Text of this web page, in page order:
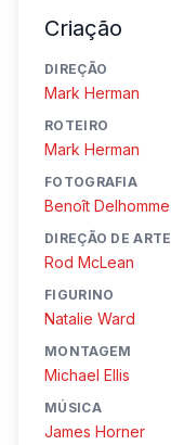
Criação
DIREÇÃO
Mark Herman
ROTEIRO
Mark Herman
FOTOGRAFIA
Benoît Delhomme
DIREÇÃO DE ARTE
Rod McLean
FIGURINO
Natalie Ward
MONTAGEM
Michael Ellis
MÚSICA
James Horner